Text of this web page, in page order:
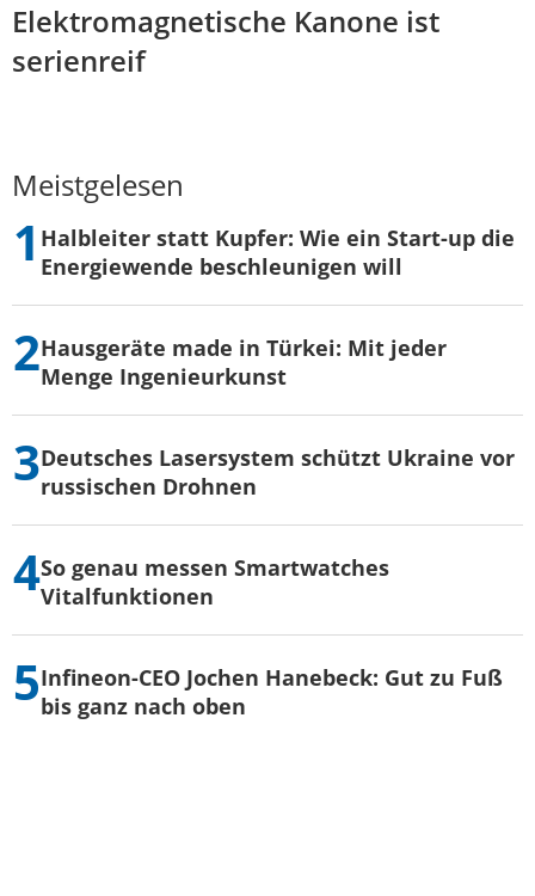
Elektromagnetische Kanone ist
serienreif
Meistgelesen
Halbleiter statt Kupfer: Wie ein Start-up die
Energiewende beschleunigen will
Hausgeräte made in Türkei: Mit jeder
Menge Ingenieurkunst
Deutsches Lasersystem schützt Ukraine vor
russischen Drohnen
So genau messen Smartwatches
Vitalfunktionen
Infineon-CEO Jochen Hanebeck: Gut zu Fuß
bis ganz nach oben